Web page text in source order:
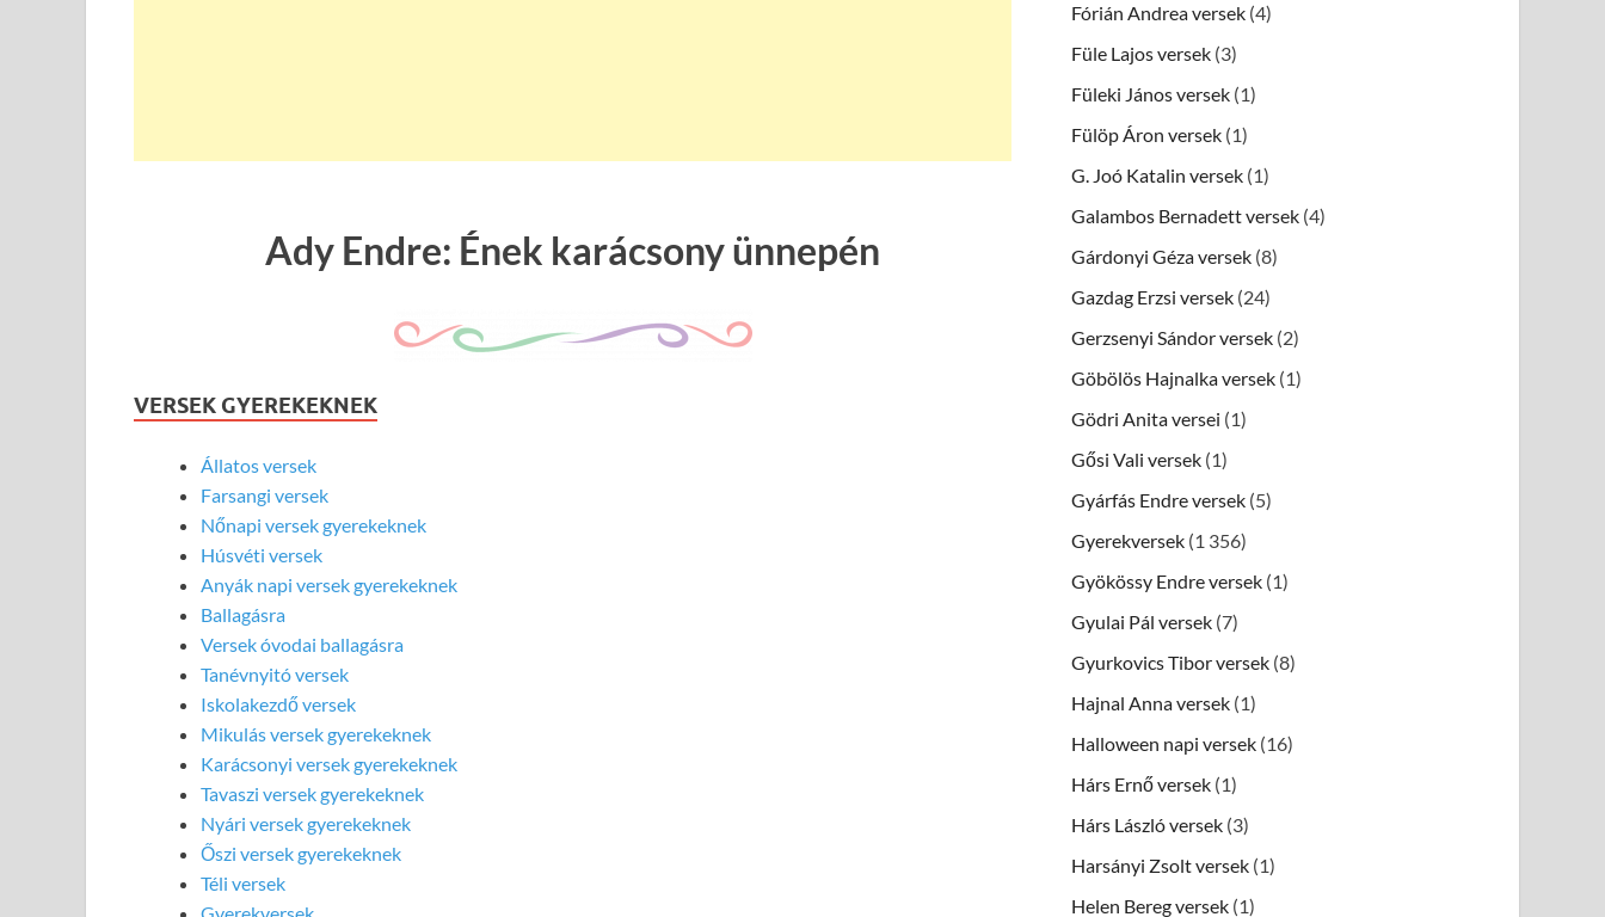
Ady Endre: Ének karácsony ünnepén
VERSEK GYEREKEKNEK
Állatos versek
Farsangi versek
Nőnapi versek gyerekeknek
Húsvéti versek
Anyák napi versek gyerekeknek
Ballagásra
Versek óvodai ballagásra
Tanévnyitó versek
Iskolakezdő versek
Mikulás versek gyerekeknek
Karácsonyi versek gyerekeknek
Tavaszi versek gyerekeknek
Nyári versek gyerekeknek
Őszi versek gyerekeknek
Téli versek
Gyerekversek
Fórián Andrea versek (4)
Füle Lajos versek (3)
Füleki János versek (1)
Fülöp Áron versek (1)
G. Joó Katalin versek (1)
Galambos Bernadett versek (4)
Gárdonyi Géza versek (8)
Gazdag Erzsi versek (24)
Gerzsenyi Sándor versek (2)
Göbölös Hajnalka versek (1)
Gödri Anita versei (1)
Gősi Vali versek (1)
Gyárfás Endre versek (5)
Gyerekversek (1 356)
Gyökössy Endre versek (1)
Gyulai Pál versek (7)
Gyurkovics Tibor versek (8)
Hajnal Anna versek (1)
Halloween napi versek (16)
Hárs Ernő versek (1)
Hárs László versek (3)
Harsányi Zsolt versek (1)
Helen Bereg versek (1)